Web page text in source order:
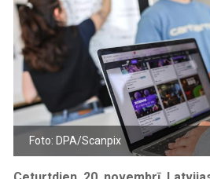
Foto: DPA/Scanpix